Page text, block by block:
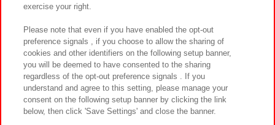
お取引先さまとともに
カスタマーハラスメント対応方針 よくあるご質問・お問い合わせ
©Bandai Namco Amusement Inc.
exercise your right.
Please note that even if you have enabled the opt-out
preference signals , if you choose to allow the sharing of
cookies and other identifiers on the following setup banner,
you will be deemed to have consented to the sharing
regardless of the opt-out preference signals . If you
understand and agree to this setting, please manage your
consent on the following setup banner by clicking the link
below, then click 'Save Settings' and close the banner.